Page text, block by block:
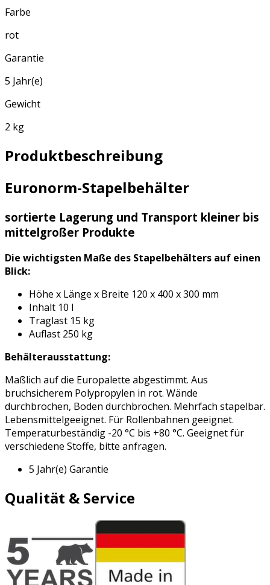
Farbe
rot
Garantie
5 Jahr(e)
Gewicht
2 kg
Produktbeschreibung
Euronorm-Stapelbehälter
sortierte Lagerung und Transport kleiner bis
mittelgroßer Produkte
Die wichtigsten Maße des Stapelbehälters auf einen
Blick:
Höhe x Länge x Breite 120 x 400 x 300 mm
Inhalt 10 l
Traglast 15 kg
Auflast 250 kg
Behälterausstattung:
Maßlich auf die Europalette abgestimmt. Aus
bruchsicherem Polypropylen in rot. Wände
durchbrochen, Boden durchbrochen. Mehrfach stapelbar.
Lebensmittelgeeignet. Für Rollenbahnen geeignet.
Temperaturbeständig -20 °C bis +80 °C. Geeignet für
verschiedene Stoffe, bitte anfragen.
5 Jahr(e) Garantie
Qualität & Service